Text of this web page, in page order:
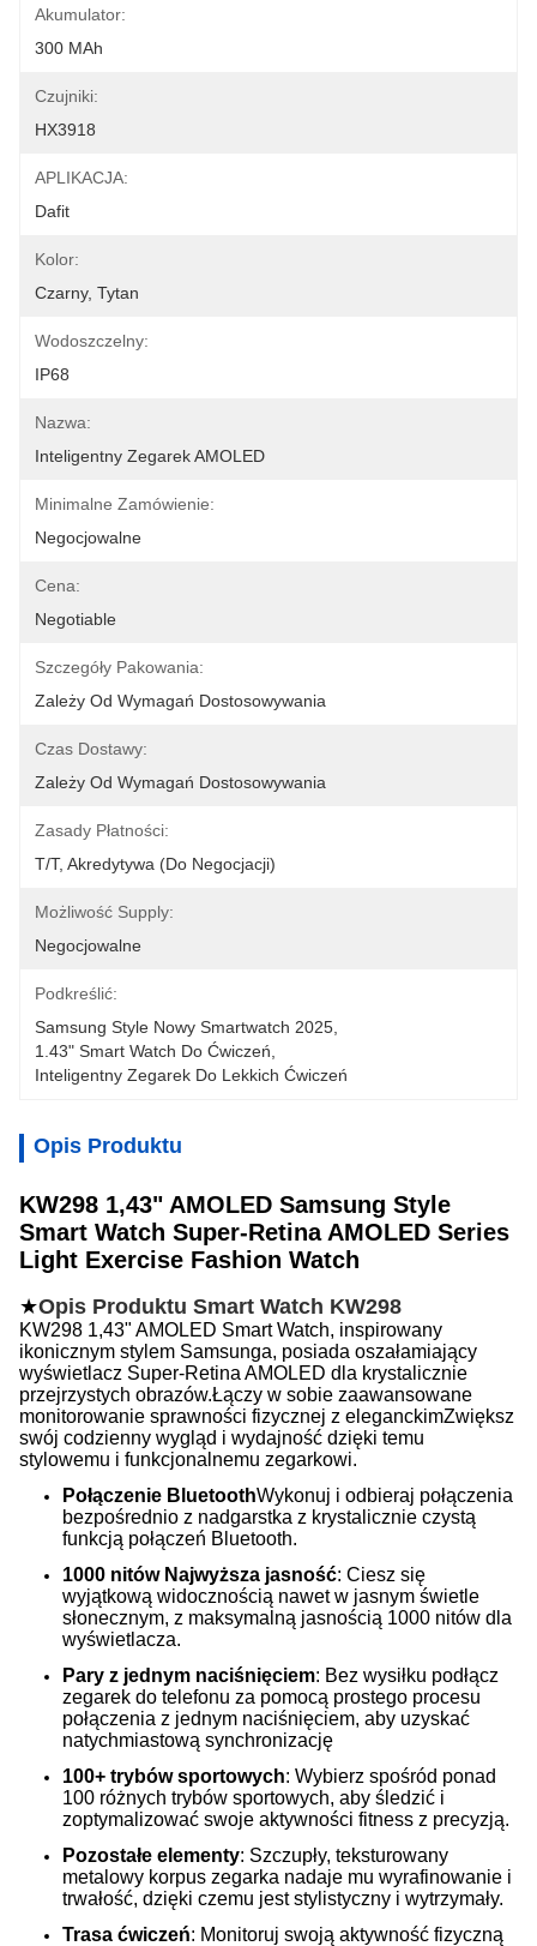
Akumulator:
300 MAh
Czujniki:
HX3918
APLIKACJA:
Dafit
Kolor:
Czarny, Tytan
Wodoszczelny:
IP68
Nazwa:
Inteligentny Zegarek AMOLED
Minimalne Zamówienie:
Negocjowalne
Cena:
Negotiable
Szczegóły Pakowania:
Zależy Od Wymagań Dostosowywania
Czas Dostawy:
Zależy Od Wymagań Dostosowywania
Zasady Płatności:
T/T, Akredytywa (do Negocjacji)
Możliwość Supply:
Negocjowalne
Podkreślić:
Samsung Style Nowy Smartwatch 2025
1.43" Smart Watch Do Ćwiczeń
Inteligentny Zegarek Do Lekkich Ćwiczeń
Opis Produktu
KW298 1,43" AMOLED Samsung Style
Smart Watch Super-Retina AMOLED Series
Light Exercise Fashion Watch
★Opis Produktu Smart Watch KW298
KW298 1,43" AMOLED Smart Watch, inspirowany
ikonicznym stylem Samsunga, posiada oszałamiający
wyświetlacz Super-Retina AMOLED dla krystalicznie
przejrzystych obrazów.Łączy w sobie zaawansowane
monitorowanie sprawności fizycznej z eleganckimZwiększ
swój codzienny wygląd i wydajność dzięki temu
stylowemu i funkcjonalnemu zegarkowi.
Połączenie BluetoothWykonuj i odbieraj połączenia
bezpośrednio z nadgarstka z krystalicznie czystą
funkcją połączeń Bluetooth.
1000 nitów Najwyższa jasność: Ciesz się
wyjątkową widocznością nawet w jasnym świetle
słonecznym, z maksymalną jasnością 1000 nitów dla
wyświetlacza.
Pary z jednym naciśnięciem: Bez wysiłku podłącz
zegarek do telefonu za pomocą prostego procesu
połączenia z jednym naciśnięciem, aby uzyskać
natychmiastową synchronizację
100+ trybów sportowych: Wybierz spośród ponad
100 różnych trybów sportowych, aby śledzić i
zoptymalizować swoje aktywności fitness z precyzją.
Pozostałe elementy: Szczupły, teksturowany
metalowy korpus zegarka nadaje mu wyrafinowanie i
trwałość, dzięki czemu jest stylistyczny i wytrzymały.
Trasa ćwiczeń: Monitoruj swoją aktywność fizyczną